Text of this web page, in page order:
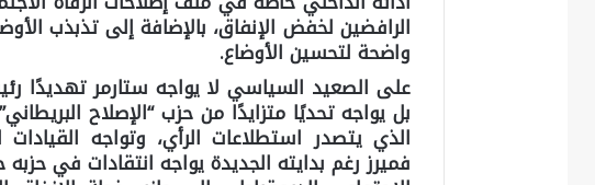
الرافضين لخفض الإنفاق، بالإضافة إلى تذبذب
واضحة لتحسين الأوضاع.
على الصعيد السياسي لا يواجه ستارمر تهديدًا
بل يواجه تحديًا متزايدًا من حزب “الإصلاح
الذي يتصدر استطلاعات الرأي، وتواجه القيادات
فميرز رغم بدايته الجديدة يواجه انتقادات في حزبه